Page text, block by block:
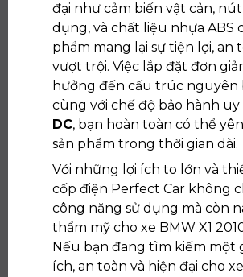
đại như cảm biến vật cản,
dụng, và chất liệu nhựa ABS
phẩm mang lại sự tiện lợi, an
vượt trội. Việc lắp đặt đơn
hưởng đến cấu trúc nguyên
cùng với chế độ bảo hành
DC, bạn hoàn toàn có thể
sản phẩm trong thời gian dài.
Với những lợi ích to lớn và
cốp điện Perfect Car không
công năng sử dụng mà còn
thẩm mỹ cho xe BMW X1
Nếu bạn đang tìm kiếm một
ích, an toàn và hiện đại cho